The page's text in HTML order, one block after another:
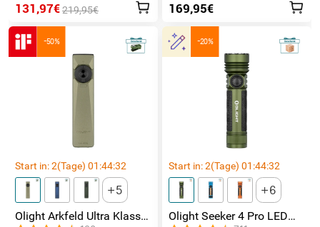
131,97€219,95€ 169,95€
-50%
Start in:2(Tage) 01 :44:31
5
Olight Arkfeld Ultra Klasse
-20%
Start in:2(Tage)01 :44:31
6
Olight Seeker 4 Pro LED